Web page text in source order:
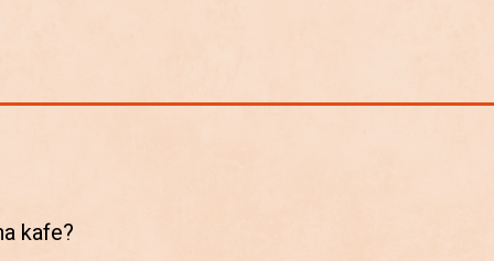
kafe?